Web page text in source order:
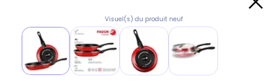
Visuel(s) du produit neuf